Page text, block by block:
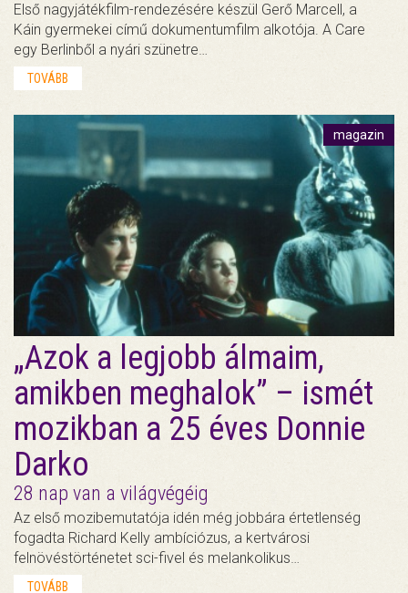
Első nagyjátékfilm-rendezésére készül Gerő Marcell, a
Káin gyermekei című dokumentumfilm alkotója. A Care
egy Berlinből a nyári szünetre…
TOVÁBB
magazin
„Azok a legjobb álmaim,
amikben meghalok” – ismét
mozikban a 25 éves Donnie
Darko
28 nap van a világvégéig
Az első mozibemutatója idén még jobbára értetlenség
fogadta Richard Kelly ambíciózus, a kertvárosi
felnövéstörténetet sci-fivel és melankolikus…
TOVÁBB